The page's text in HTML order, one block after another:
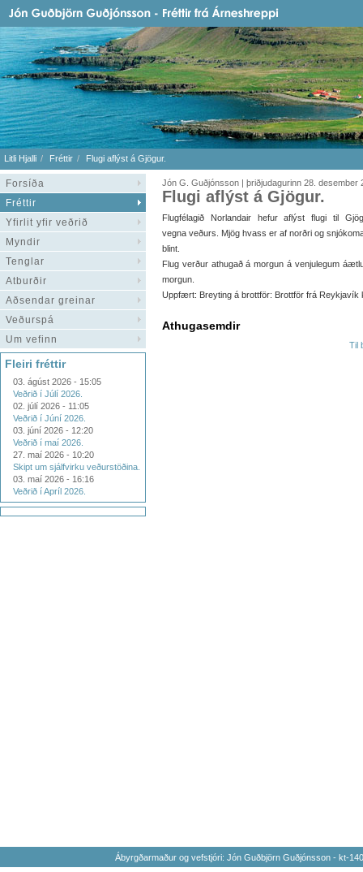
Litli Hjalli Fréttir Flugi aflýst á Gjögur.
Forsíða
Fréttir
Yfirlit yfir veðrið
Myndir
Tenglar
Atburðir
Aðsendar greinar
Veðurspá
Um vefinn
Fleiri fréttir
03. ágúst 2026 - 15:05
Veðrið í Júlí 2026.
02. júlí 2026 - 11:05
Veðrið í Júní 2026.
03. júní 2026 - 12:20
Veðrið í maí 2026.
27. maí 2026 - 10:20
Skipt um sjálfvirku veðurstöðina.
03. maí 2026 - 16:16
Veðrið í Apríl 2026.
Jón G. Guðjónsson | þriðjudagurinn 28. desember
Flugi aflýst á Gjögur.
Flugfélagið Norlandair hefur aflýst flugi til
vegna veðurs. Mjög hvass er af norðri og
blint.
Flug verður athugað á morgun á venjulegum
morgun.
Uppfært: Breyting á brottför: Brottför frá Reykjavík
Athugasemdir
Til
Ábyrgðarmaður og vefstjóri: Jón Guðbjörn Guðjónsson - kt-